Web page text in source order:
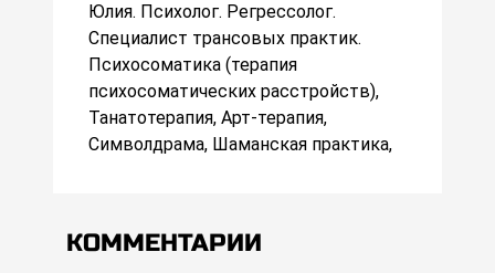
Юлия. Психолог. Регрессолог.
Специалист трансовых практик.
Психосоматика (терапия
психосоматических расстройств),
Танатотерапия, Арт-терапия,
Символдрама, Шаманская практика,
КОММЕНТАРИИ